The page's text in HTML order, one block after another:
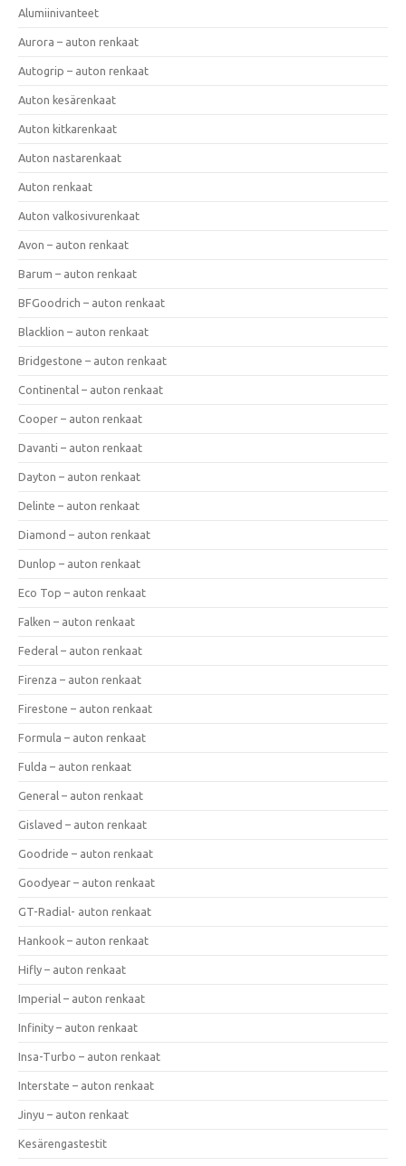
Alumiinivanteet
Aurora – auton renkaat
Autogrip – auton renkaat
Auton kesärenkaat
Auton kitkarenkaat
Auton nastarenkaat
Auton renkaat
Auton valkosivurenkaat
Avon – auton renkaat
Barum – auton renkaat
BFGoodrich – auton renkaat
Blacklion – auton renkaat
Bridgestone – auton renkaat
Continental – auton renkaat
Cooper – auton renkaat
Davanti – auton renkaat
Dayton – auton renkaat
Delinte – auton renkaat
Diamond – auton renkaat
Dunlop – auton renkaat
Eco Top – auton renkaat
Falken – auton renkaat
Federal – auton renkaat
Firenza – auton renkaat
Firestone – auton renkaat
Formula – auton renkaat
Fulda – auton renkaat
General – auton renkaat
Gislaved – auton renkaat
Goodride – auton renkaat
Goodyear – auton renkaat
GT-Radial- auton renkaat
Hankook – auton renkaat
Hifly – auton renkaat
Imperial – auton renkaat
Infinity – auton renkaat
Insa-Turbo – auton renkaat
Interstate – auton renkaat
Jinyu – auton renkaat
Kesärengastestit